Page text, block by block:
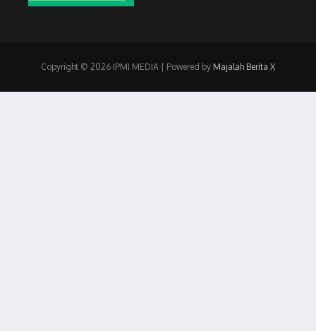
Copyright © 2026 IPMI MEDIA | Powered by Majalah Berita X